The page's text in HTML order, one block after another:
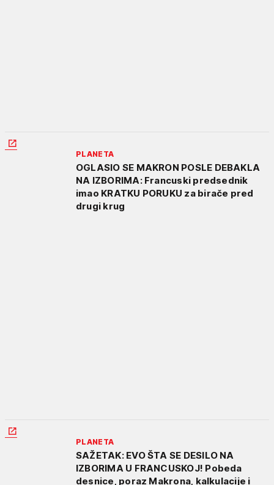
PLANETA
OGLASIO SE MAKRON POSLE DEBAKLA
NA IZBORIMA: Francuski predsednik
imao KRATKU PORUKU za birače pred
drugi krug
PLANETA
SAŽETAK: EVO ŠTA SE DESILO NA
IZBORIMA U FRANCUSKOJ! Pobeda
desnice, poraz Makrona, kalkulacije i